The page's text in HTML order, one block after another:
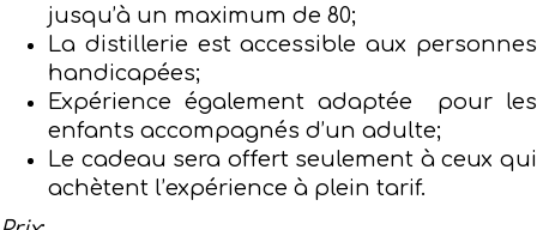
jusqu’à un maximum de 80;
La distillerie est accessible aux personnes
handicapées;
Expérience également adaptée pour les
enfants accompagnés d’un adulte;
Le cadeau sera offert seulement à ceux qui
achètent l’expérience à plein tarif.